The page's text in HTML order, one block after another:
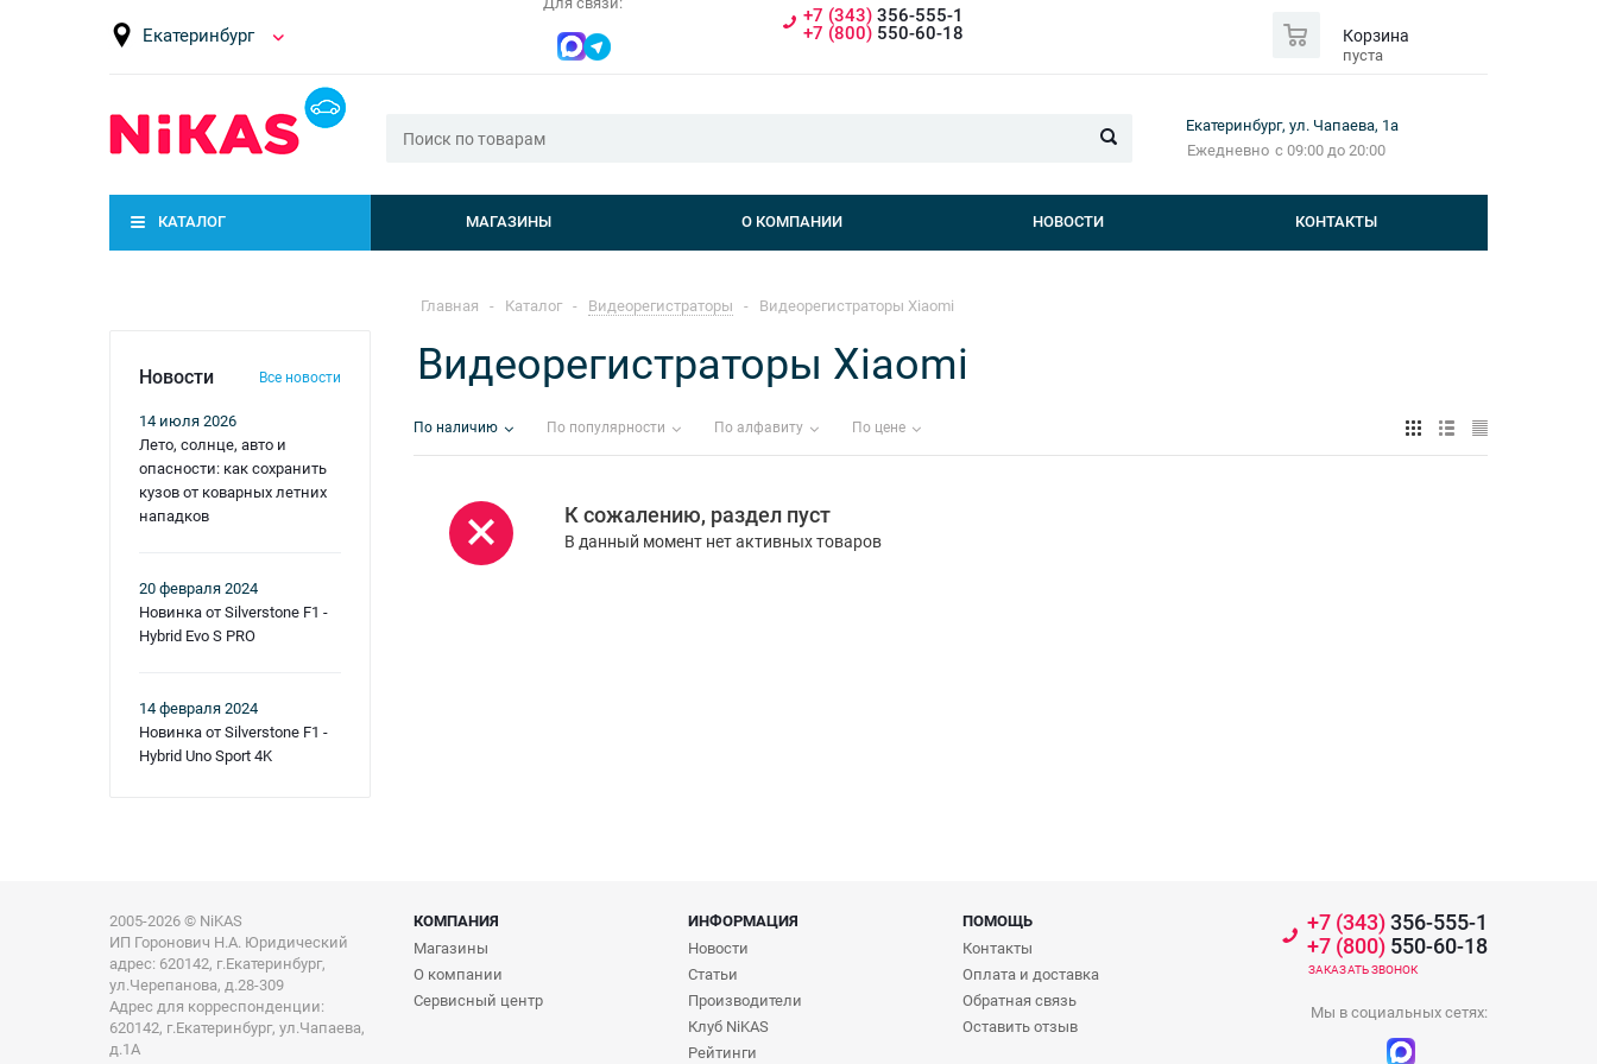
Екатеринбург
+7 (343) 356-555-1
+7 (800) 550-60-18 Корзина
пуста
Екатеринбург, ул. Чапаева, 1а
Ежедневно с 09:00 до 20:00
КАТАЛОГ МАГАЗИНЫ О КОМПАНИИ НОВОСТИ КОНТАКТЫ
Новости Все новости
14 июля 2026
Лето, солнце, авто и
опасности: как сохранить
кузов от коварных летних
нападков
20 февраля 2024
Новинка от Silverstone F1 -
Hybrid Evo S PRO
14 февраля 2024
Новинка от Silverstone F1 -
Hybrid Uno Sport 4K
Главная - Каталог - Видеорегистраторы - Видеорегистраторы Xiaomi
Видеорегистраторы Xiaomi
По наличию По популярности По алфавиту По цене
К сожалению, раздел пуст
В данный момент нет активных товаров
2005-2026 © NiKAS
ИП Горонович Н.А. Юридический
адрес: 620142, г.Екатеринбург,
ул.Черепанова, д.28-309
Адрес для корреспонденции:
620142, г.Екатеринбург, ул.Чапаева,
д.1А
КОМПАНИЯ ИНФОРМАЦИЯ
ПОМОЩЬ
Магазины
О компании
Сервисный центр
Новости
Статьи
Производители
Клуб NiKAS
Рейтинги
Контакты
Оплата и доставка
Обратная связь
Оставить отзыв
+7 (343)356-555-1
+7 (800) 550-60-18
ЗАКАЗАТЬ ЗВОНОК
Мы в социальных сетях: